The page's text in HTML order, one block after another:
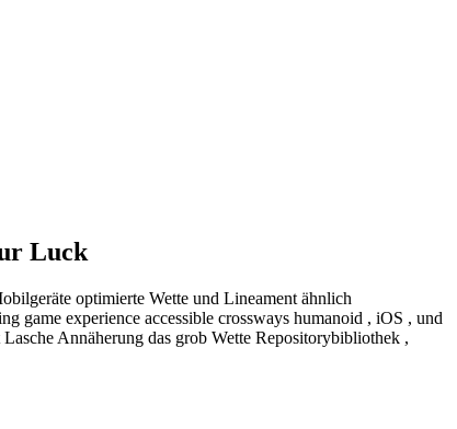
Luck
optimierte Wette und Lineament ähnlich
game experience accessible crossways humanoid , iOS , und
Annäherung das grob Wette Repositorybibliothek ,